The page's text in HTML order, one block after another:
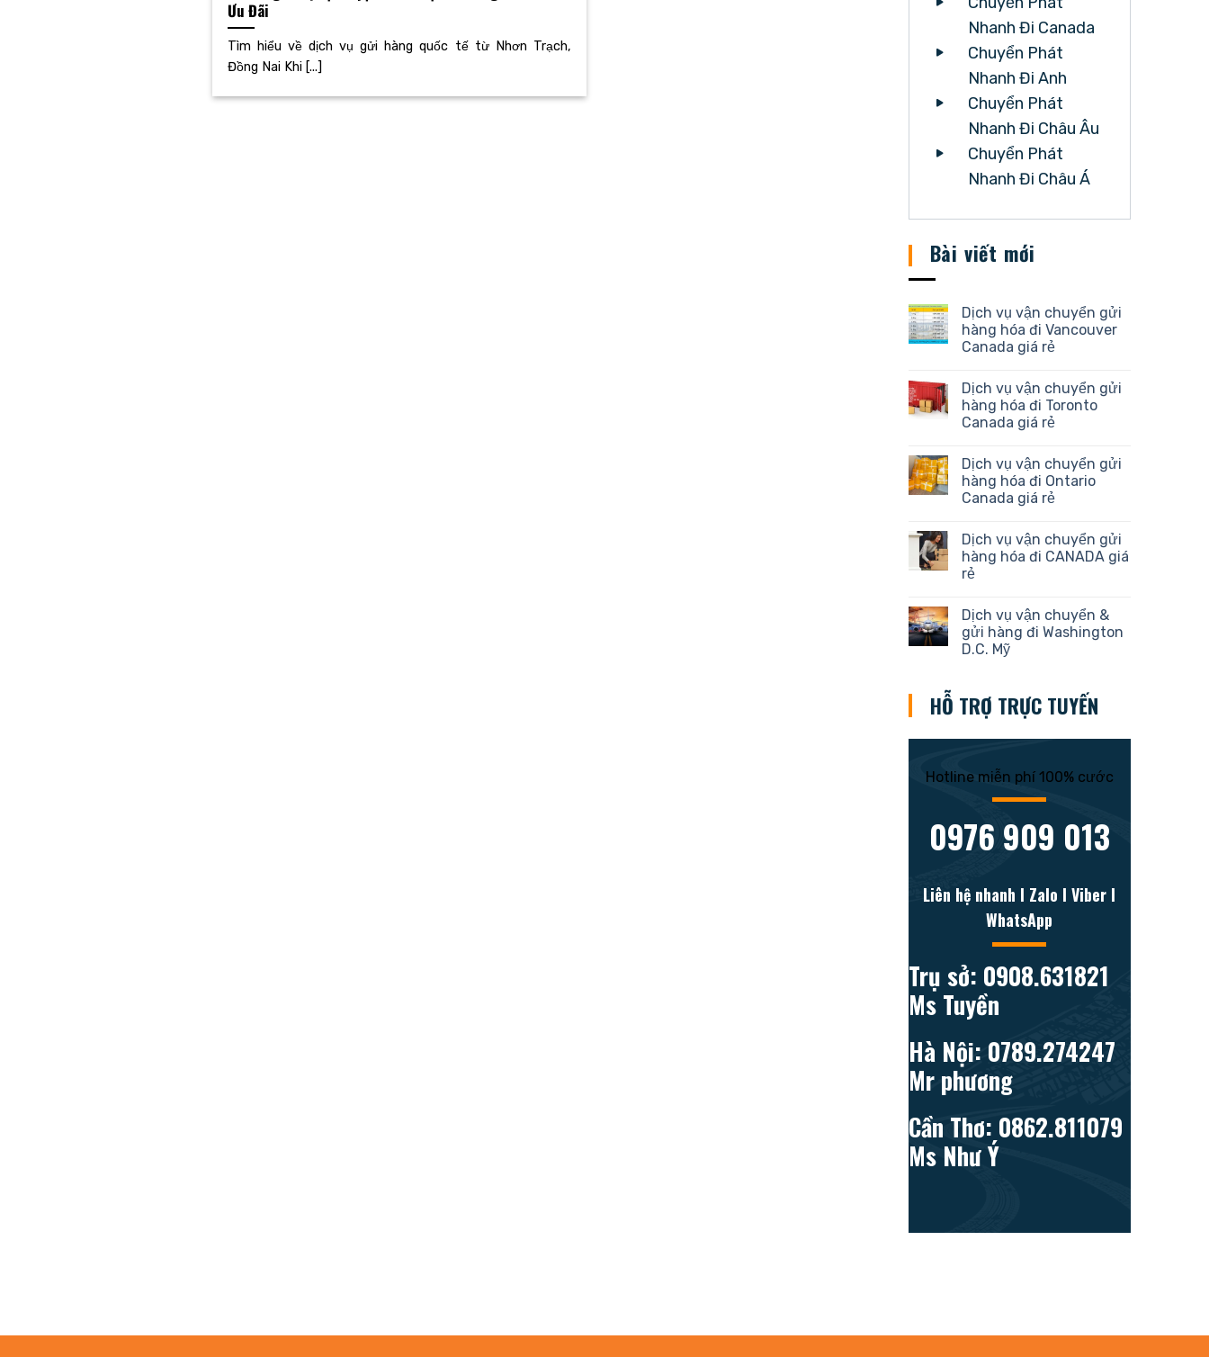
Ưu Đãi
Tìm hiểu về dịch vụ gửi hàng quốc tế từ Nhơn Trạch,
Đồng Nai Khi [...]
Nhanh Đi Canada
Chuyển Phát
Nhanh Đi Anh
Chuyển Phát
Nhanh Đi Châu Âu
Chuyển Phát
Nhanh Đi Châu Á
Bài viết mới
Dịch vụ vận chuyển gửi
hàng hóa đi Vancouver
Canada giá rẻ
Dịch vụ vận chuyển gửi
hàng hóa đi Toronto
Canada giá rẻ
Dịch vụ vận chuyển gửi
hàng hóa đi Ontario
Canada giá rẻ
Dịch vụ vận chuyển gửi
hàng hóa đi CANADA giá
rẻ
Dịch vụ vận chuyển &
gửi hàng đi Washington
D.C. Mỹ
HỖ TRỢ TRỰC TUYẾN
Hotline miễn phí 100% cước
0976 909 013
Liên hệ nhanh l Zalo l Viber l
WhatsApp
Trụ sở: 0908.631821
Ms Tuyền
Hà Nội: 0789.274247
Mr phương
Cần Thơ: 0862.811079
Ms Như Ý